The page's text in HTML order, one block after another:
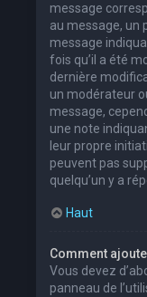
message
au message, un
message
fois qu’il a été
dernière
un modérateur
message,
une note
leur propre
peuvent pas
quelqu’un y a
Haut
Comment
Vous devez
panneau de